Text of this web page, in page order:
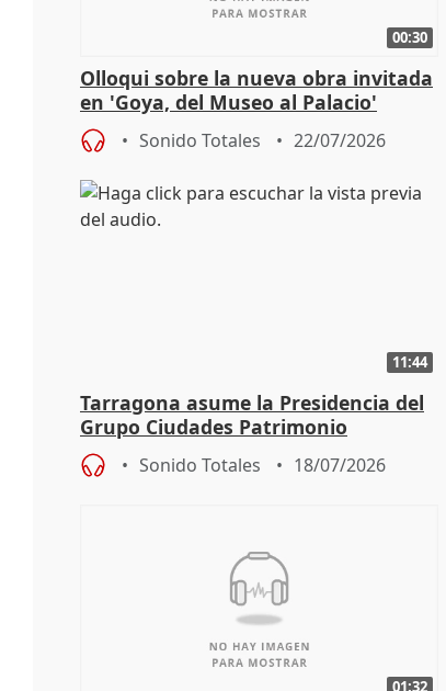
00:30
Olloqui sobre la nueva obra invitada
en 'Goya, del Museo al Palacio'
Sonido Totales 22/07/2026
11:44
Tarragona asume la Presidencia del
Grupo Ciudades Patrimonio
Sonido Totales 18/07/2026
01:32